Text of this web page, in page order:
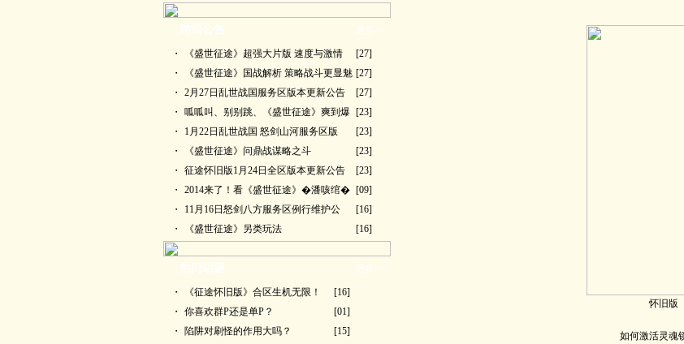
・ 《盛世征途》超强大片版 速度与激情
[27]
・
《盛世征途》国战解析 策略战斗更显魅 [27]
・
2月27日乱世战国服务区版本更新公告
[27]
・
呱呱叫、别别跳、《盛世征途》爽到爆 [23]
・
1月22日乱世战国 怒剑山河服务区版
[23]
・
《盛世征途》问鼎战谋略之斗
[23]
・
征途怀旧版1月24日全区版本更新公告
[23]
・
2014来了！看《盛世征途》�潘咳绾� [09]
・
11月16日怒剑八方服务区例行维护公
[16]
・
《盛世征途》另类玩法 [16]
・ 《征途怀旧版》合区生机无限！
[16]
・
你喜欢群P还是单P？
[01]
・
陷阱对刷怪的作用大吗？
[15]
怀旧版
如何激活灵魂